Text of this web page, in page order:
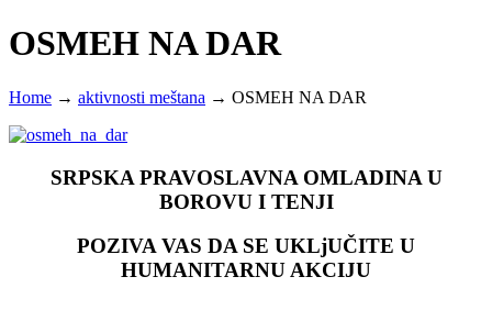
OSMEH NA DAR
Home → aktivnosti meštana → OSMEH NA DAR
SRPSKA PRAVOSLAVNA OMLADINA U
BOROVU I TENJI
POZIVA VAS DA SE UKLjUČITE U
HUMANITARNU AKCIJU